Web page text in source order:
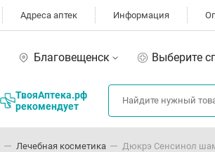
Адреса аптек Информация
Благовещенск Выберите
ТвояАптека.рф
рекомендует
Лечебная косметика Дюкрэ Сенсинол